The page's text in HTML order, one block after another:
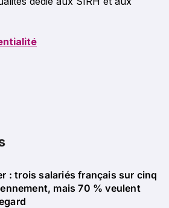
: trois salariés français sur cinq
mais 70 % veulent